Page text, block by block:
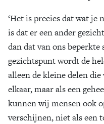
‘Het is precies dat wat
is dat er een ander
dan dat van ons beperkte
gezichtspunt wordt de
alleen de kleine delen
elkaar, maar als een
kunnen wij mensen ook
verschijnen, niet als een